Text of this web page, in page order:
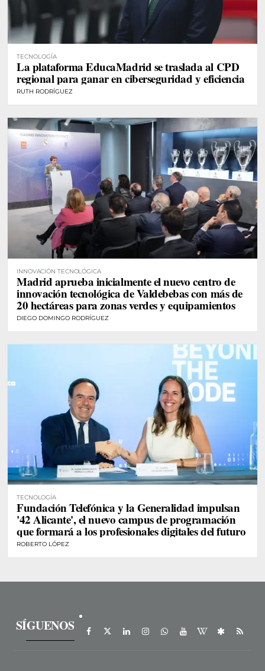
TECNOLOGÍA
La plataforma EducaMadrid se traslada al CPD
regional para ganar en ciberseguridad y eficiencia
RUTH RODRÍGUEZ
INNOVACIÓN TECNOLÓGICA
Madrid aprueba inicialmente el nuevo centro de
innovación tecnológica de Valdebebas con más de
20 hectáreas para zonas verdes y equipamientos
DIEGO DOMINGO RODRÍGUEZ
TECNOLOGÍA
Fundación Telefónica y la Generalidad impulsan
'42 Alicante', el nuevo campus de programación
que formará a los profesionales digitales del futuro
ROBERTO LÓPEZ
SÍGUENOS